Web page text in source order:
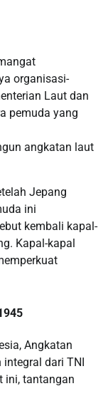
organisasi-
Laut dan
pemuda yang
angkatan laut
Jepang
ini
kembali kapal-
Kapal-kapal
Angkatan
dari TNI
ini, tantangan